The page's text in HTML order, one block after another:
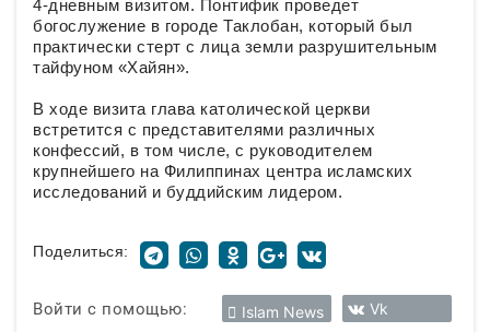
4-дневным визитом. Понтифик проведет
богослужение в городе Таклобан, который был
практически стерт с лица земли разрушительным
тайфуном «Хайян».
В ходе визита глава католической церкви
встретится с представителями различных
конфессий, в том числе, с руководителем
крупнейшего на Филиппинах центра исламских
исследований и буддийским лидером.
Поделиться:
Войти с помощью: Islam News Vk